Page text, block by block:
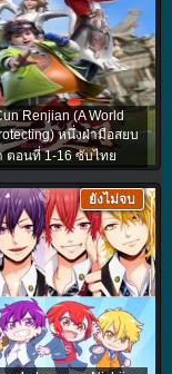
Renjian (A World
หนึ่งฝ่ามือสยบ
ตอนที่ 1-16 ซับไทย
ยังไม่จบ